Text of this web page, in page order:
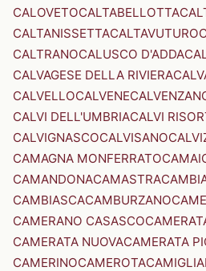
CALOVETOCALTABELLOTTA
CALTANISSETTACALTAVUTURO
CALTRANOCALUSCO D'ADDA
CALVAGESE DELLA RIVIERA
CALVELLOCALVENE
CALVI DELL'UMBRIACALVI
CALVIGNASCOCALVISANO
CAMAGNA MONFERRATO
CAMANDONACAMASTRA
CAMBIASCACAMBURZANO
CAMERANO CASASCO
CAMERATA NUOVACAMERATA
CAMERINOCAMEROTA